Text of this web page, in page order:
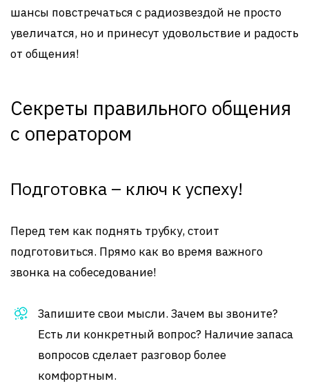
шансы повстречаться с радиозвездой не просто
увеличатся, но и принесут удовольствие и радость
от общения!
Секреты правильного общения
с оператором
Подготовка – ключ к успеху!
Перед тем как поднять трубку, стоит
подготовиться. Прямо как во время важного
звонка на собеседование!
Запишите свои мысли. Зачем вы звоните?
Есть ли конкретный вопрос? Наличие запаса
вопросов сделает разговор более
комфортным.